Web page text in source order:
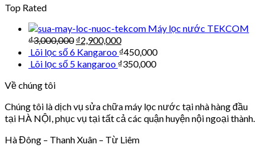
Top Rated
Máy lọc nước TEKCOM
₫3,000,000 ₫2,900,000
Lõi lọc số 6 Kangaroo ₫450,000
Lõi lọc số 5 kangaroo ₫350,000
Về chúng tôi
Chúng tôi là dịch vụ sửa chữa máy lọc nước tại nhà hàng đầu
tại HÀ NỘI, phục vụ tại tất cả các quận huyện nội ngoại thành.
Hà Đông – Thanh Xuân – Từ Liêm